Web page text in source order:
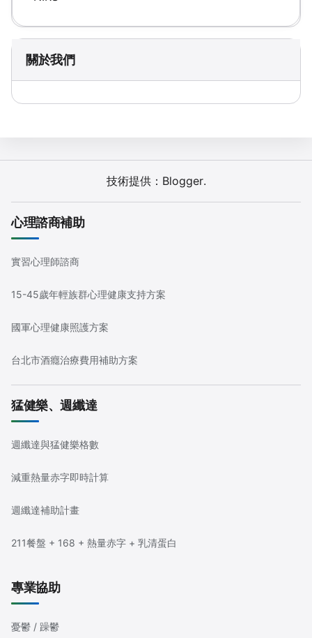
關於我們
技術提供： Blogger.
心理諮商補助
實習心理師諮商
15-45歲年輕族群心理健康支持方案
國軍心理健康照護方案
台北市酒癮治療費用補助方案
猛健樂、週纖達
週纖達與猛健樂格數
減重熱量赤字即時計算
週纖達補助計畫
211餐盤 + 168 + 熱量赤字 + 乳清蛋白
專業協助
憂鬱 / 躁鬱